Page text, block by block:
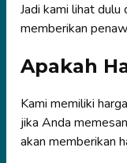
Jadi kami lihat dulu
memberikan
Apakah
Kami memiliki
jika Anda
akan memberikan